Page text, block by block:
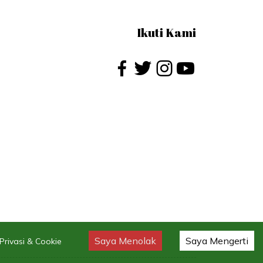
Ikuti Kami
& Cookie Saya Menolak Saya Mengerti